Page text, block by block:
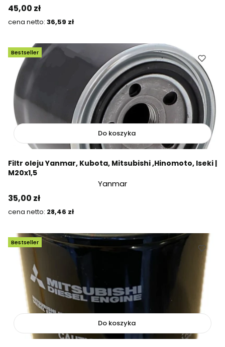
Cena
45,00 zł
Cena
36,59 zł
Bestseller
Do koszyka
Filtr oleju Yanmar, Kubota, Mitsubishi ,Hinomoto, Iseki |
M20x1,5
Yanmar
Cena
35,00 zł
Cena
28,46 zł
Bestseller
Do koszyka